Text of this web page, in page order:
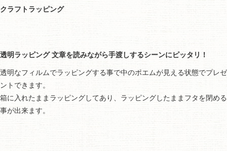
クラフトラッピング
透明ラッピング 文章を読みながら手渡しするシーンにピッタリ！
透明なフィルムでラッピングする事で中のポエムが見える状態でプレゼ
ントできます。
箱に入れたままラッピングしてあり、ラッピングしたままフタを閉める
事が出来ます。